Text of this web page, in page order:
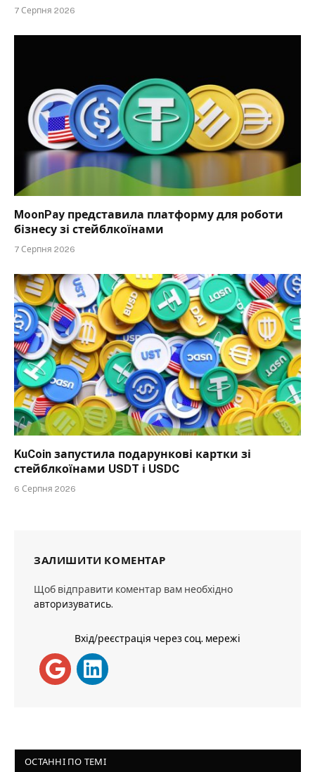
7 Серпня 2026
MoonPay представила платформу для роботи
бізнесу зі стейблкоїнами
7 Серпня 2026
KuCoin запустила подарункові картки зі
стейблкоїнами USDT і USDC
6 Серпня 2026
ЗАЛИШИТИ КОМЕНТАР
Щоб відправити коментар вам необхідно
авторизуватись.
Вхід/реєстрація через соц. мережі
ОСТАННІ ПО ТЕМІ